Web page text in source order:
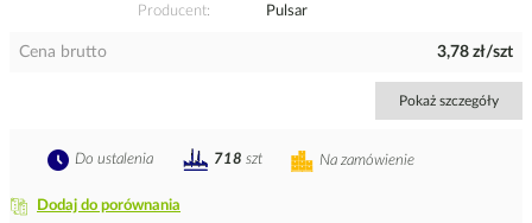
Producent
Pulsar
Cena brutto 3,78 zł/szt
Pokaż szczegóły
Dodaj do porównania
Na zamówienie
Do ustalenia 718 szt